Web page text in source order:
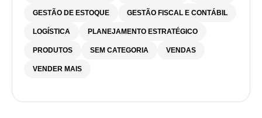
GESTÃO DE ESTOQUE GESTÃO FISCAL E CONTÁBIL
LOGÍSTICA PLANEJAMENTO ESTRATÉGICO
PRODUTOS SEM CATEGORIA VENDAS
VENDER MAIS